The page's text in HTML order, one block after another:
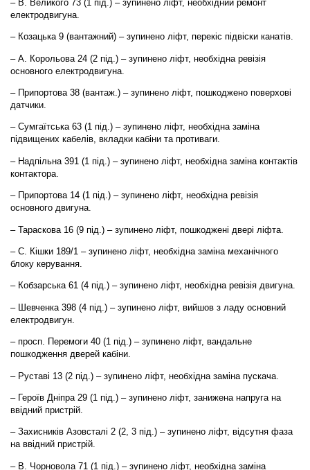
– В. Великого 73 (1 під.) – зупинено ліфт, необхідний ремонт
електродвигуна.
– Козацька 9 (вантажний) – зупинено ліфт, перекіс підвіски канатів.
– А. Корольова 24 (2 під.) – зупинено ліфт, необхідна ревізія
основного електродвигуна.
– Припортова 38 (вантаж.) – зупинено ліфт, пошкоджено поверхові
датчики.
– Сумгаїтська 63 (1 під.) – зупинено ліфт, необхідна заміна
підвищених кабелів, вкладки кабіни та противаги.
– Надпільна 391 (1 під.) – зупинено ліфт, необхідна заміна контактів
контактора.
– Припортова 14 (1 під.) – зупинено ліфт, необхідна ревізія
основного двигуна.
– Тараскова 16 (9 під.) – зупинено ліфт, пошкоджені двері ліфта.
– С. Кішки 189/1 – зупинено ліфт, необхідна заміна механічного
блоку керування.
– Кобзарська 61 (4 під.) – зупинено ліфт, необхідна ревізія двигуна.
– Шевченка 398 (4 під.) – зупинено ліфт, вийшов з ладу основний
електродвигун.
– просп. Перемоги 40 (1 під.) – зупинено ліфт, вандальне
пошкодження дверей кабіни.
– Руставі 13 (2 під.) – зупинено ліфт, необхідна заміна пускача.
– Героїв Дніпра 29 (1 під.) – зупинено ліфт, занижена напруга на
ввідний пристрій.
– Захисників Азовсталі 2 (2, 3 під.) – зупинено ліфт, відсутня фаза
на ввідний пристрій.
– В. Чорновола 71 (1 під.) – зупинено ліфт, необхідна заміна